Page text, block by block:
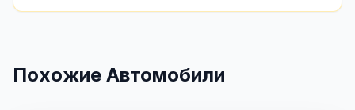
Похожие Автомобили